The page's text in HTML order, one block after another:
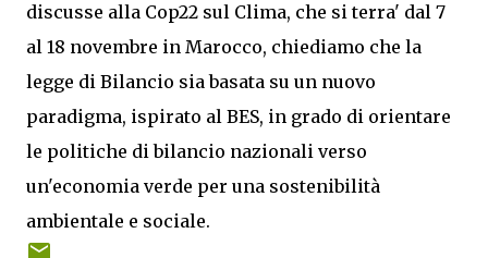
discusse alla Cop22 sul Clima, che si terra' dal 7
al 18 novembre in Marocco, chiediamo che la
legge di Bilancio sia basata su un nuovo
paradigma, ispirato al BES, in grado di orientare
le politiche di bilancio nazionali verso
un'economia verde per una sostenibilità
ambientale e sociale.